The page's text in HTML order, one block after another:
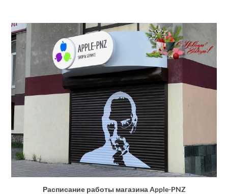
Расписание работы магазина Apple-PNZ